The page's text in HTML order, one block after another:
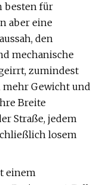
besten für
aber eine
den
mechanische
zumindest
mehr Gewicht und
Breite
Straße, jedem
losem
einem